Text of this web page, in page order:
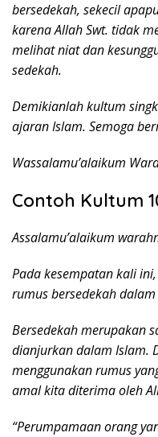
bersedekah, sekecil
karena Allah Swt. tidak
melihat niat dan
sedekah.
Demikianlah kultum
ajaran Islam. Semoga
Wassalamu’alaikum
Contoh Kultum
Assalamu’alaikum
Pada kesempatan kali
rumus bersedekah
Bersedekah merupakan
dianjurkan dalam Islam.
menggunakan rumus
amal kita diterima oleh
“Perumpamaan orang